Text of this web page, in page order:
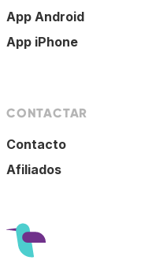
App Android
App iPhone
CONTACTAR
Contacto
Afiliados